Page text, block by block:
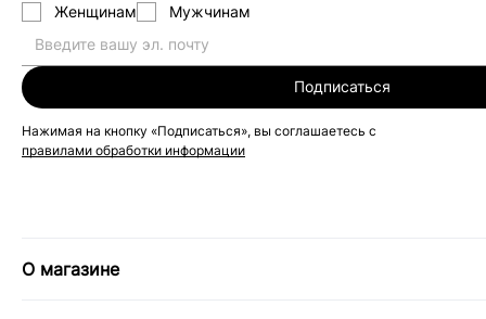
Женщинам Мужчинам
Подписаться
Нажимая на кнопку «Подписаться», вы соглашаетесь с
правилами обработки информации
О магазине